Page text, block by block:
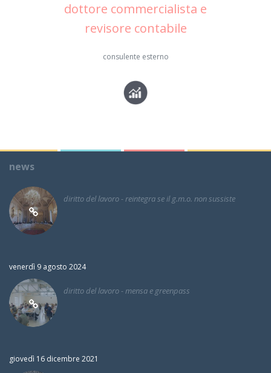
dottore commercialista e
revisore contabile
consulente esterno
news
diritto del lavoro - reintegra se il g.m.o. non sussiste
venerdì 9 agosto 2024
diritto del lavoro - mensa e greenpass
giovedì 16 dicembre 2021